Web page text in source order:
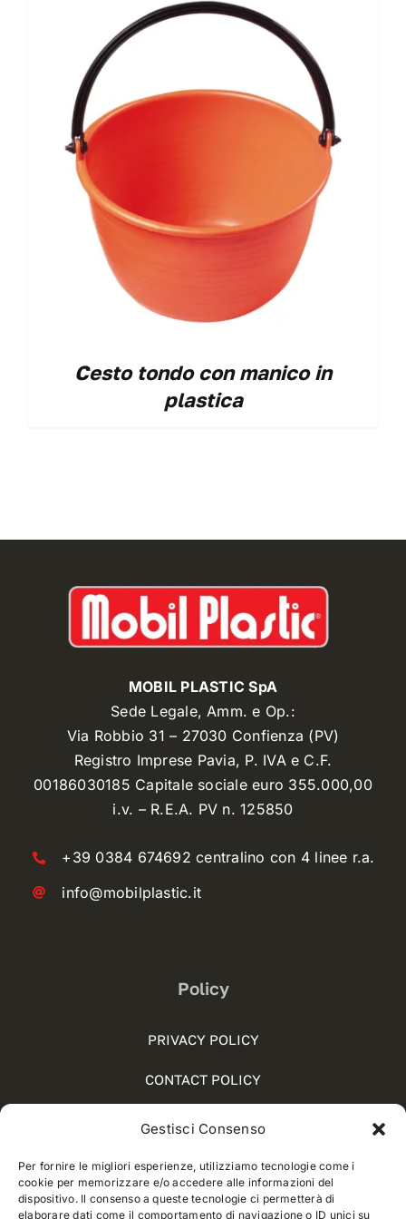
Gestisci Consenso
Per fornire le migliori esperienze, utilizziamo tecnologie come i
cookie per memorizzare e/o accedere alle informazioni del
dispositivo. Il consenso a queste tecnologie ci permetterà di
elaborare dati come il comportamento di navigazione o ID unici su
VAI AL PREVENTIVO
Cesto tondo con manico in
plastica
MOBIL PLASTIC SpA
Sede Legale, Amm. e Op.:
Via Robbio 31 – 27030 Confienza (PV)
Registro Imprese Pavia, P. IVA e C.F.
00186030185 Capitale sociale euro 355.000,00
i.v. – R.E.A. PV n. 125850
+39 0384 674692 centralino con 4 linee r.a.
info@mobilplastic.it
Policy
PRIVACY POLICY
CONTACT POLICY
COOKIE POLICY (UE)
SOCIAL MEDIA POLICY
WHISTLEBLOWING